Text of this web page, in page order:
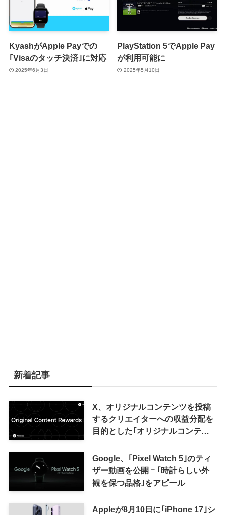
KyashがApple Payでの
｢Visaのタッチ決済｣に対応
2025年6月3日
PlayStation 5でApple Pay
が利用可能に
2025年5月10日
新着記事
X、オリジナルコンテンツを投稿
するクリエイターへの収益分配を
目的とした｢オリジナルコンテン
来の｢収益分配｣は廃止
Google、｢Pixel Watch 5｣のティ
ザー動画を公開 ｰ ｢時計らしい外
観を保つ品格｣をアピール
Appleが8月10日に｢iPhone 17｣シ